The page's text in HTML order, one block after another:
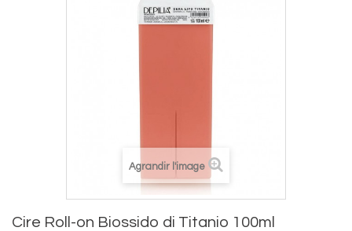
Agrandir l'image
Cire Roll-on Biossido di Titanio 100ml